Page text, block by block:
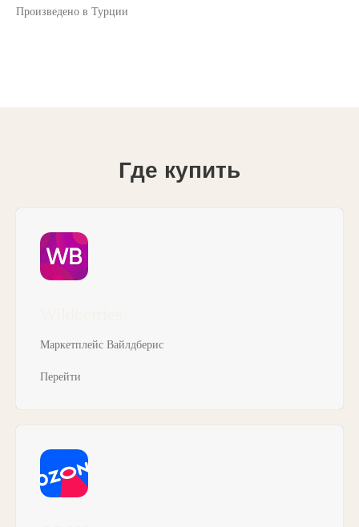
Произведено в Турции
Где купить
Маркетплейс Вайлдберис
Перейти